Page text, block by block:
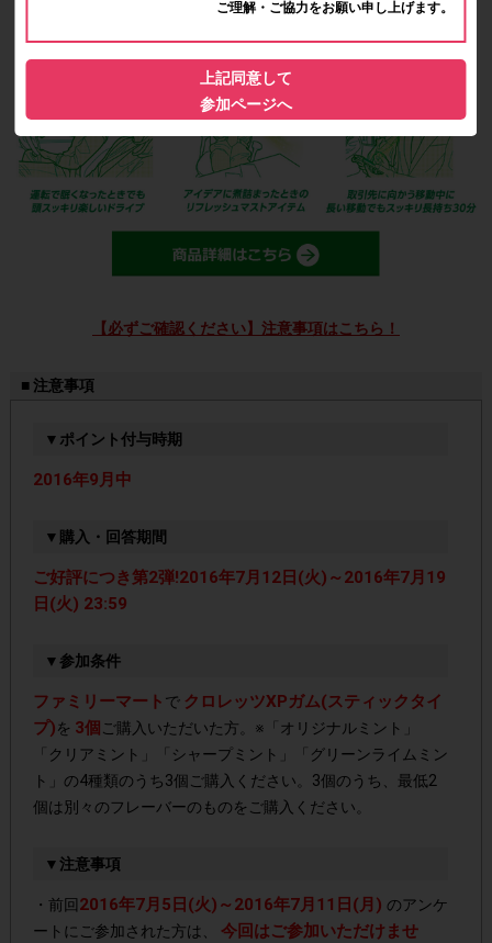
【必ずご確認ください】注意事項はこちら！
■ 注意事項
▼ポイント付与時期
2016年9月中
▼購入・回答期間
ご好評につき第2弾!2016年7月12日(火)～2016年7月19
日(火) 23:59
▼参加条件
ファミリーマート で クロレッツXPガム(スティックタイ
プ)を 3個 ご購入いただいた方。※「オリジナルミント」
「クリアミント」「シャープミント」「グリーンライムミン
ト」の4種類のうち3個ご購入ください。3個のうち、最低2
個は別々のフレーバーのものをご購入ください。
▼注意事項
・前回 2016年7月5日(火)～2016年7月11日(月) のアンケ
ートにご参加された方は、 今回はご参加いただけませ
ご理解・ご協力をお願い申し上げます。
上記同意して
参加ページへ